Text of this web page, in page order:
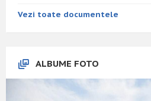
Vezi toate documentele
ALBUME FOTO